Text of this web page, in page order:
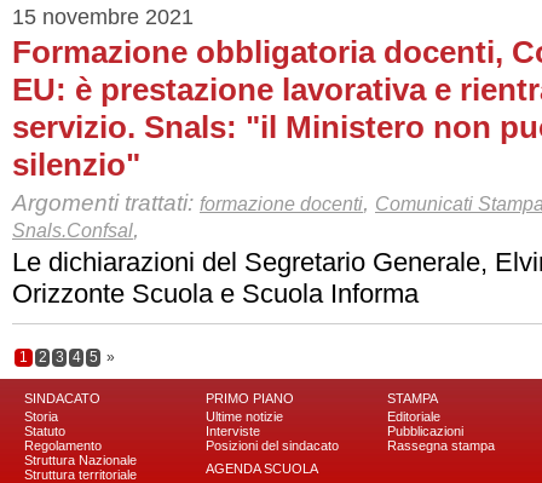
15 novembre 2021
Formazione obbligatoria docenti,
EU: è prestazione lavorativa e
servizio. Snals: "il Ministero non
silenzio"
Argomenti trattati: formazione docenti, Comunicati
Snals.Confsal,
Le dichiarazioni del Segretario Generale,
Orizzonte Scuola e Scuola Informa
1 2 3 4 5 »
SINDACATO
Storia
Statuto
Regolamento
Struttura Nazionale
Struttura territoriale
PRIMO PIANO
Ultime notizie
Interviste
Posizioni del sindacato
AGENDA SCUOLA
STAMPA
Editoriale
Pubblicazioni
Rassegna stampa